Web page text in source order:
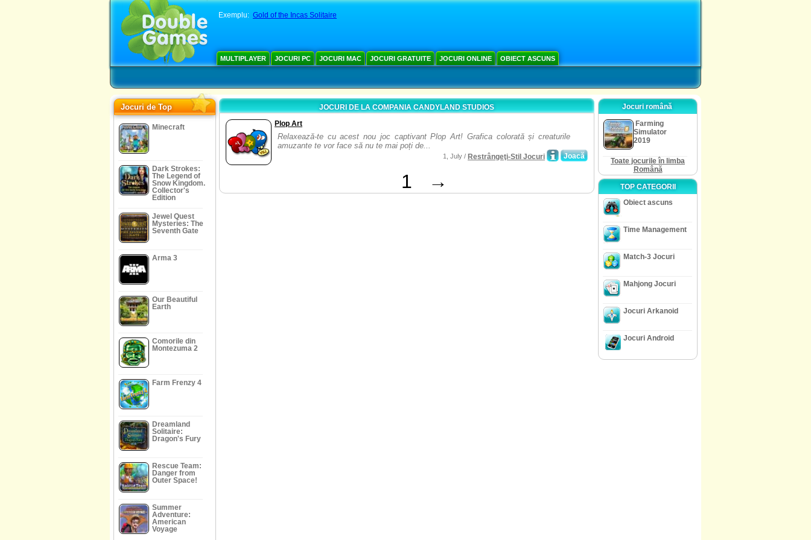
Exemplu: Gold of the Incas Solitaire
MULTIPLAYER JOCURI PC JOCURI MAC JOCURI GRATUITE JOCURI ONLINE OBIECT ASCUNS
Jocuri de Top
Minecraft
Dark Strokes:
The Legend of
Snow Kingdom.
Collector's
Edition
Jewel Quest
Mysteries: The
Seventh Gate
Arma 3
Our Beautiful
Earth
Comorile din
Montezuma 2
Farm Frenzy 4
Dreamland
Solitaire:
Dragon's Fury
Rescue Team:
Danger from
Outer Space!
Summer
Adventure:
American
Voyage
JOCURI DE LA COMPANIA CANDYLAND STUDIOS
Plop Art
Relaxează-te cu acest nou joc captivant Plop Art! Grafica colorată și creaturile
amuzante te vor face să nu te mai poți de...
Joacă
1, July / Restrângeţi-Stil Jocuri
1 →
Jocuri română
Farming
Simulator
2019
Toate jocurile în limba
Română
TOP CATEGORII
Obiect ascuns
Time Management
Match-3 Jocuri
Mahjong Jocuri
Jocuri Arkanoid
Jocuri Android